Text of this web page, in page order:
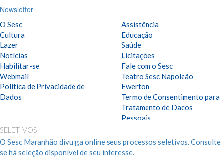
Newsletter
O Sesc
Assistência
Cultura
Educação
Lazer
Saúde
Notícias
Licitações
Habilitar-se
Fale com o Sesc
Webmail
Teatro Sesc Napoleão
Ewerton
Política de Privacidade de
Dados
Termo de Consentimento para
Tratamento de Dados
Pessoais
SELETIVOS
O Sesc Maranhão divulga online seus processos seletivos. Consulte
se há seleção disponível de seu interesse.